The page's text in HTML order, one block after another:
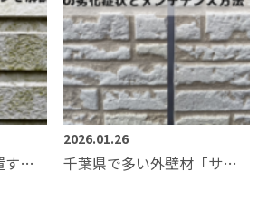
外壁の苔やカビを放置するとどうなる？健康リスクと劣化パターンを解説
2026.01.26
千葉県で多い外壁材「サイディング」の劣化症状とメンテナンス方法